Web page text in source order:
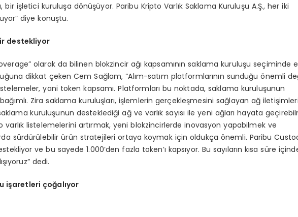
bir işletici kuruluşa dönüşüyor. Paribu Kripto Varlık Saklama Kuruluşu A.Ş., her iki
diye konuştu.
destekliyor
olarak da bilinen blokzincir ağı kapsamının saklama kuruluşu seçiminde
dikkat çeken Cem Sağlam, “Alım-satım platformlarının sunduğu önemli
yani token kapsamı. Platformları bu noktada, saklama kuruluşunun
Zira saklama kuruluşları, işlemlerin gerçekleşmesini sağlayan ağ
kuruluşunun desteklediği ağ ve varlık sayısı ile yeni ağları hayata
listelemelerini artırmak, yeni blokzincirlerde inovasyon yapabilmek ve
sürdürülebilir ürün stratejileri ortaya koymak için oldukça önemli. Paribu
ve bu sayede 1.000’den fazla token’ı kapsıyor. Bu sayıların kısa süre
dedi.
işaretleri çoğalıyor